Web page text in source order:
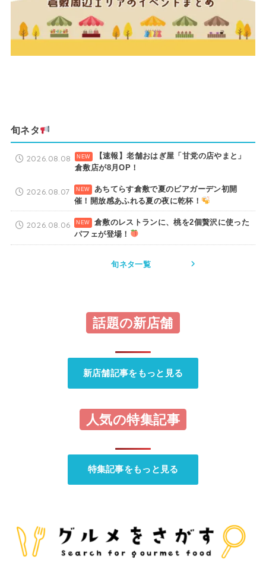
旬ネタ
【速報】老舗おはぎ屋「甘党の店やまと」
倉敷店が8月OP！
2026.08.08
あちてらす倉敷で夏のビアガーデン初開
催！開放感あふれる夏の夜に乾杯！
2026.08.07
倉敷のレストランに、桃を2個贅沢に使った
パフェが登場！
2026.08.06
旬ネタ一覧
話題の新店舗
新店舗記事をもっと見る
人気の特集記事
特集記事をもっと見る